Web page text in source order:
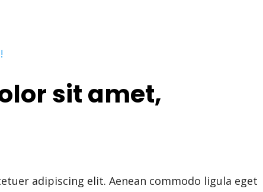
sit amet,
adipiscing elit. Aenean commodo ligula eget